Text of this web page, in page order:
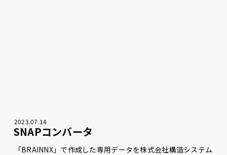
2023.07.14
SNAPコンバータ
「BRAINNX」で作成した専用データを株式会社構造システム